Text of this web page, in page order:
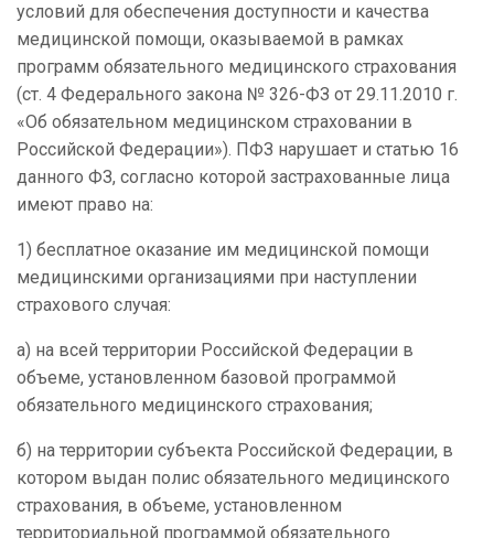
условий для обеспечения доступности и качества
медицинской помощи, оказываемой в рамках
программ обязательного медицинского страхования
(ст. 4 Федерального закона № 326-ФЗ от 29.11.2010 г.
«Об обязательном медицинском страховании в
Российской Федерации»). ПФЗ нарушает и статью 16
данного ФЗ, согласно которой застрахованные лица
имеют право на:
1) бесплатное оказание им медицинской помощи
медицинскими организациями при наступлении
страхового случая:
а) на всей территории Российской Федерации в
объеме, установленном базовой программой
обязательного медицинского страхования;
б) на территории субъекта Российской Федерации, в
котором выдан полис обязательного медицинского
страхования, в объеме, установленном
территориальной программой обязательного